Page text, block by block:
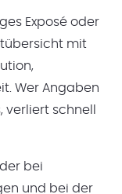
Exposé oder
mit
Wer Angaben
schnell
bei
und bei der